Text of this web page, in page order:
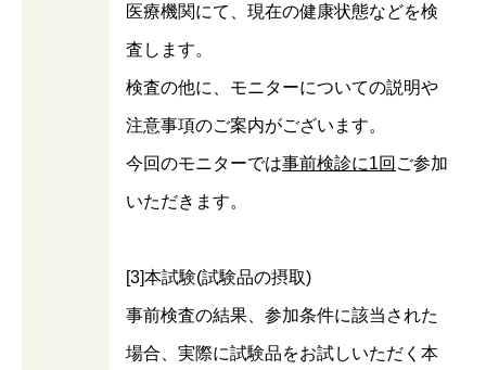
医療機関にて、現在の健康状態などを検
査します。
検査の他に、モニターについての説明や
注意事項のご案内がございます。
今回のモニターでは事前検診に1回 ご参加
いただきます。
[3]本試験(試験品の摂取)
事前検査の結果、参加条件に該当された
場合、実際に試験品をお試しいただく本